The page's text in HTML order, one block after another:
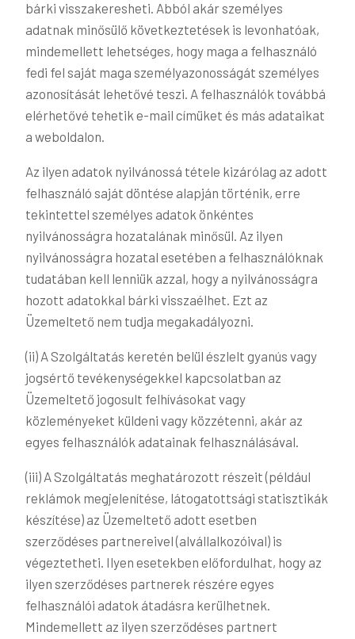
bárki visszakeresheti. Abból akár személyes
adatnak minősülő következtetések is levonhatóak,
mindemellett lehetséges, hogy maga a felhasználó
fedi fel saját maga személyazonosságát személyes
azonosítását lehetővé teszi. A felhasználók továbbá
elérhetővé tehetik e-mail címüket és más adataikat
a weboldalon.
Az ilyen adatok nyilvánossá tétele kizárólag az adott
felhasználó saját döntése alapján történik, erre
tekintettel személyes adatok önkéntes
nyilvánosságra hozatalának minősül. Az ilyen
nyilvánosságra hozatal esetében a felhasználóknak
tudatában kell lenniük azzal, hogy a nyilvánosságra
hozott adatokkal bárki visszaélhet. Ezt az
Üzemeltető nem tudja megakadályozni.
(ii) A Szolgáltatás keretén belül észlelt gyanús vagy
jogsértő tevékenységekkel kapcsolatban az
Üzemeltető jogosult felhívásokat vagy
közleményeket küldeni vagy közzétenni, akár az
egyes felhasználók adatainak felhasználásával.
(iii) A Szolgáltatás meghatározott részeit (például
reklámok megjelenítése, látogatottsági statisztikák
készítése) az Üzemeltető adott esetben
szerződéses partnereivel (alvállalkozóival) is
végeztetheti. Ilyen esetekben előfordulhat, hogy az
ilyen szerződéses partnerek részére egyes
felhasználói adatok átadásra kerülhetnek.
Mindemellett az ilyen szerződéses partnert